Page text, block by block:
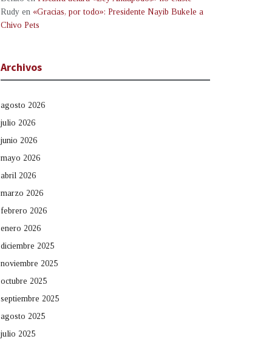
Rudy en «Gracias, por todo»: Presidente Nayib Bukele a
Chivo Pets
Archivos
agosto 2026
julio 2026
junio 2026
mayo 2026
abril 2026
marzo 2026
febrero 2026
enero 2026
diciembre 2025
noviembre 2025
octubre 2025
septiembre 2025
agosto 2025
julio 2025